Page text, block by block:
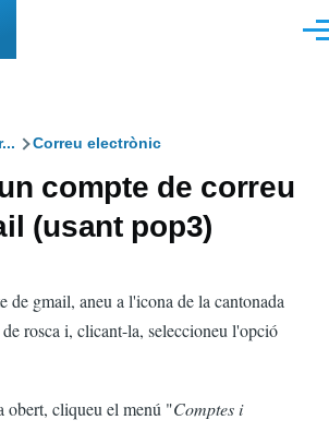
Correu electrònic
compte de correu
(usant pop3)
de gmail, aneu a l'icona de la cantonada
rosca i, clicant-la, seleccioneu l'opció
obert, cliqueu el menú "Comptes i